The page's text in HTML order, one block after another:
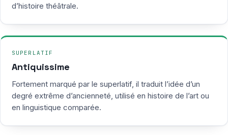
d’histoire théâtrale.
SUPERLATIF
Antiquissime
Fortement marqué par le superlatif, il traduit l’idée d’un
degré extrême d’ancienneté, utilisé en histoire de l’art ou
en linguistique comparée.